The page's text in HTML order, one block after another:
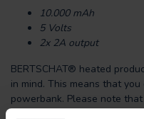
10.000 mAh
5 Volts
2x 2A output
BERTSCHAT® heated
in mind. This means that
powerbank. Please note